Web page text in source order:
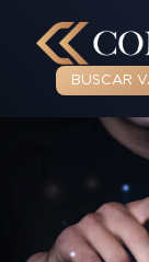
BUSCAR